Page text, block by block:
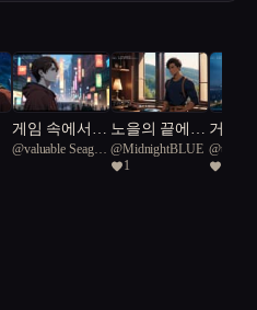
게임 속에서만
진짜 친구가
@valuable Seagull
노을의 끝에서
가족이 사라졌
다
@MidnightBLUE
1
거울
사랑
@
treefish